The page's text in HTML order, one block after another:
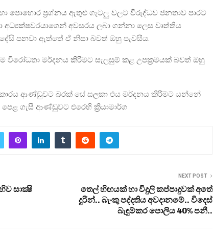
පොහොර ප්‍රශ්නය ඇතුළු ගැටලු වලට විරුද්ධව ජනතාව පාරට
අධ්‍යක්ෂවරයාගෙන් අවසරය ලබා ගන්නා ලෙස වෘත්තිය
පනවා ඇත්තේ ඒ නිසා බවත් ඔහු පැවසීය.
විරෝධතා මර්දනය කිරීමට සැලසුම් කළ උපක්‍රමයක් බවත් ඔහු
ආණ්ඩුවට බරක් සේ සලකා එය මර්දනය කිරීමට යන්නේ
ගැසී ආණ්ඩුවට එරෙහි ක්‍රියාමාර්ග
සාක්‍ෂි
NEXT POST
තෙල් හිඟයක් හා විදුලි කප්පාදුවක් අතේ
දුරින්.. බැංකු පද්දතිය අවදානමේ.. විදෙස්
බැඳුම්කර පොලිය 40% පනී..